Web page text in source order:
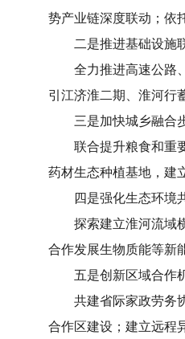
势产业链深度联动；依
二是推进基础设施
全力推进高速公路、
引江济淮二期、淮河行
三是加快城乡融合
联合提升粮食和重要
药材生态种植基地，建
四是强化生态环境
探索建立淮河流域横
合作发展生物质能等新
五是创新区域合作
共建省际家政劳务协
合作区建设；建立远程